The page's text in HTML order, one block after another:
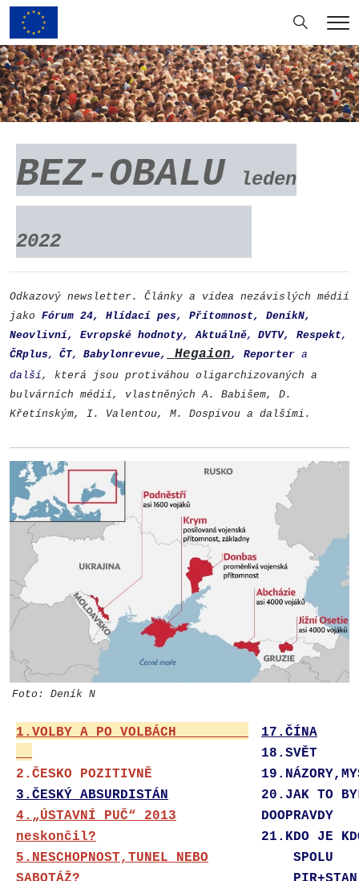
Hledání
BEZ-OBALU leden
2022
Odkazový newsletter. Články a videa nezávislých médií
jako Fórum 24, Hlídací pes, Přítomnost, DeníkN,
Neovlivní, Evropské hodnoty,Aktuálně, DVTV, Respekt,
ČRplus, ČT, Babylonrevue, Hegaion, Reporter a
další, která jsou protiváhou oligarchizovaných a
bulvárních médií, vlastněných A. Babišem, D.
Křetínským, I. Valentou, M. Dospivou a dalšími.
Foto: Deník N
1.VOLBY A PO VOLBÁCH
2.ČESKO POZITIVNĚ
3.ČESKÝ ABSURDISTÁN
4.„ÚSTAVNÍ PUČ“ 2013
neskončil?
5.NESCHOPNOST,TUNEL NEBO
17.ČÍNA
18.SVĚT
20.JAK TO
DOOPRAVDY
21.KDO JE
SPOLU